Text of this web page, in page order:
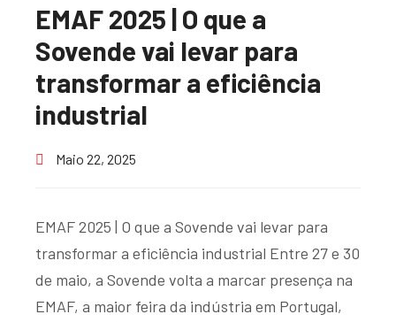
EMAF 2025 | O que a
Sovende vai levar para
transformar a eficiência
industrial
Maio 22, 2025
EMAF 2025 | O que a Sovende vai levar para
transformar a eficiência industrial Entre 27 e 30
de maio, a Sovende volta a marcar presença na
EMAF, a maior feira da indústria em Portugal,